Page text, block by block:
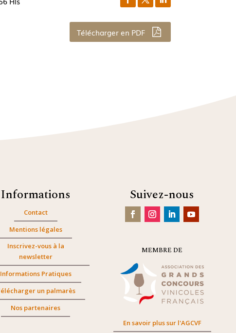
Télécharger en PDF
Informations
Contact
Mentions légales
Inscrivez-vous à la
newsletter
Informations Pratiques
un palmarès
Nos partenaires
Suivez-nous
MEMBRE DE
En savoir plus sur l'AGCVF